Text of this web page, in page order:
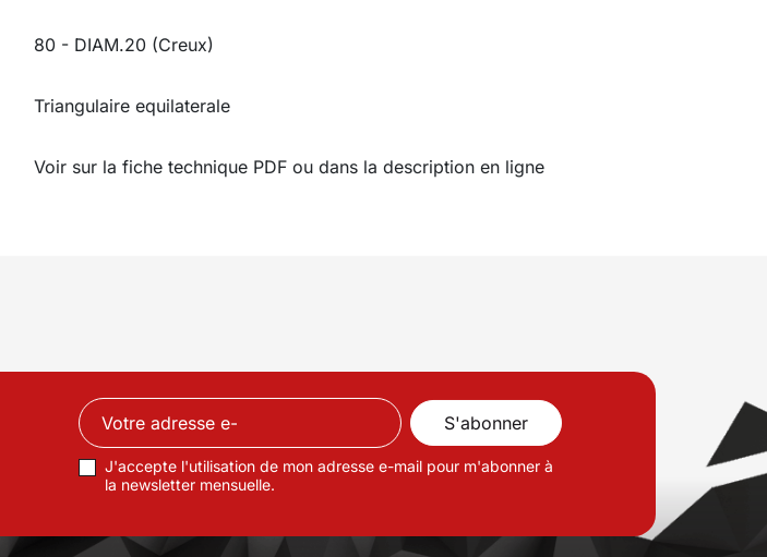
80 - DIAM.20 (Creux)
Triangulaire equilaterale
Voir sur la fiche technique PDF ou dans la description en ligne
J'accepte l'utilisation de mon adresse e-mail pour m'abonner à
la newsletter mensuelle.